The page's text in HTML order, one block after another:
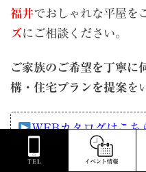
福井でおしゃれな平屋を
ズにご相談ください。
ご家族のご希望を丁寧に
構・住宅プランを提案を
WEBカタログはこち
資料請求（郵送）は
無料相談はこちら